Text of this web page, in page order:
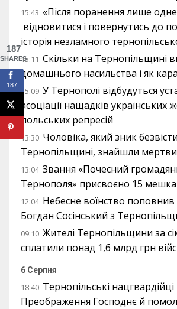
15:43 «Після поранення лише
відновитися і повернутись до
історія незламного
15:11 Скільки на Тернопільщині
домашнього насильства і як
15:09 У Тернополі відбудуться
асоціації нащадків українських
польських репресій
13:30 Чоловіка, який зник
Тернопільщині, знайшли
13:04 Звання «Почесний
Тернополя» присвоєно 15
12:04 Небесне воїнство поповнив
Богдан Сосінський з
09:10 Жителі Тернопільщини за
сплатили понад 1,6 млрд грн
6 Серпня
18:40 Тернопільські
Преображення Господнє й
187
SHARES
187